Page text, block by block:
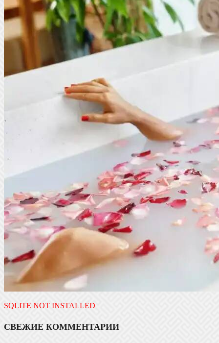
SQLITE NOT INSTALLED
СВЕЖИЕ КОММЕНТАРИИ